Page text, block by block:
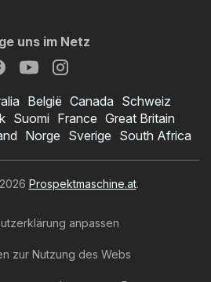
uns im Netz
België Canada Schweiz
Suomi France Great Britain
Norge Sverige South Africa
Prospektmaschine.at.
anpassen
zur Nutzung des Webs